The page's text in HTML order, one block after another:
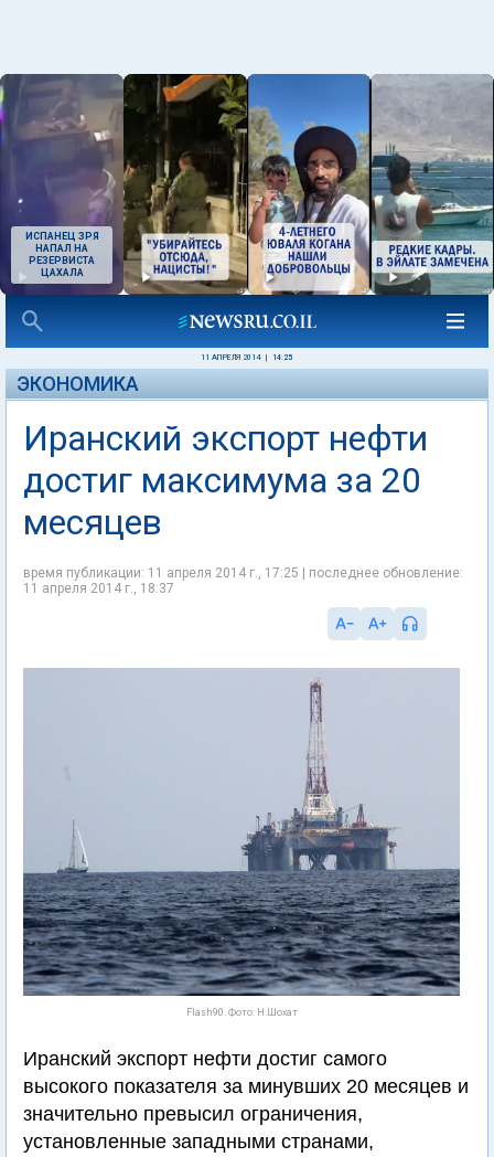
ИСПАНЕЦ ЗРЯ
НАПАЛ НА
РЕЗЕРВИСТА
ЦАХАЛА
11 АПРЕЛЯ 2014 14:25
ЭКОНОМИКА
Иранский экспорт нефти
достиг максимума за 20
месяцев
время публикации: 11 апреля 2014 г., 17:25 | последнее обновление:
11 апреля 2014 г., 18:37
Flash90. Фото: Н.Шохат
Иранский экспорт нефти достиг самого
высокого показателя за минувших 20 месяцев и
значительно превысил ограничения,
установленные западными странами,